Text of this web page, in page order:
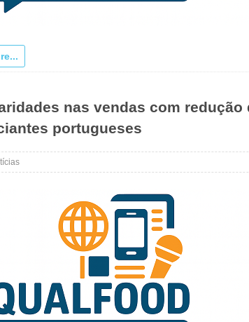
nas vendas com
portugueses